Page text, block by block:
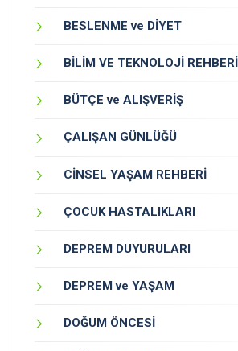
BESLENME ve DİYET
BİLİM VE TEKNOLOJİ REHBERİ
BÜTÇE ve ALIŞVERİŞ
ÇALIŞAN GÜNLÜĞÜ
CİNSEL YAŞAM REHBERİ
ÇOCUK HASTALIKLARI
DEPREM DUYURULARI
DEPREM ve YAŞAM
DOĞUM ÖNCESİ